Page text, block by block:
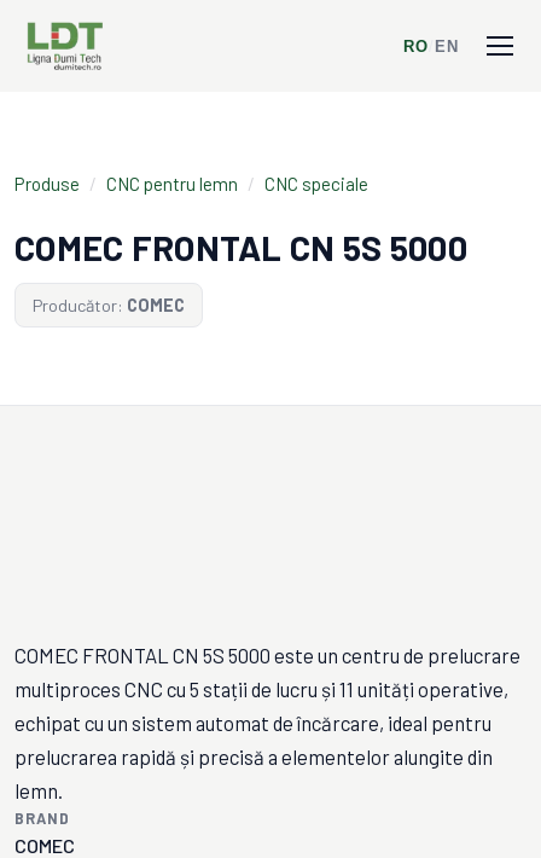
RO EN
Produse / CNC pentru lemn / CNC speciale
COMEC FRONTAL CN 5S 5000
Producător: COMEC
COMEC FRONTAL CN 5S 5000 este un centru de prelucrare
multiproces CNC cu 5 stații de lucru și 11 unități operative,
echipat cu un sistem automat de încărcare, ideal pentru
prelucrarea rapidă și precisă a elementelor alungite din
lemn.
BRAND
COMEC